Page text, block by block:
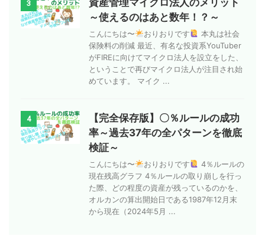
3
～使えるのはあと数年！？～
こんにちは〜 おりおりです
本丸は社会
保険料の削減 最近、有名な投資系YouTuber
がFIREに向けてマイクロ法人を設立をした、
ということで再びマイクロ法人が注目され始
めています。 マイク ...
4
【完全保存版】〇％ルールの成功
率～過去37年の全パターンを徹底
検証～
こんにちは〜 おりおりです
4％ルールの
現在残高グラフ 4％ルールの取り崩しを行っ
た際、どの程度の資産が残っているのかを、
オルカンの算出開始日である1987年12月末
から現在（2024年5月 ...